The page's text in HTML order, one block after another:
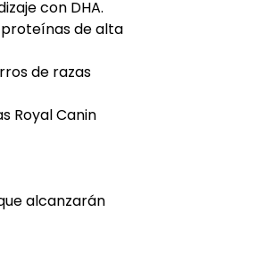
con DHA.
de alta
de razas
Royal Canin
alcanzarán